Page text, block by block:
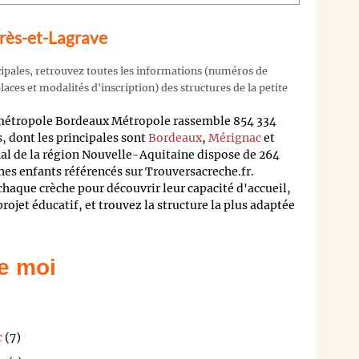
et-Lagrave
retrouvez toutes les informations (numéros de
et modalités d'inscription) des structures de la petite
Bordeaux Métropole rassemble 854 334
dont les principales sontBordeaux, Mérignacet
de la région Nouvelle-Aquitaine dispose de 264
enfants référencés sur Trouversacreche.fr.
crèche pour découvrir leur capacité d'accueil,
éducatif, et trouvez la structure la plus adaptée
moi
(7)